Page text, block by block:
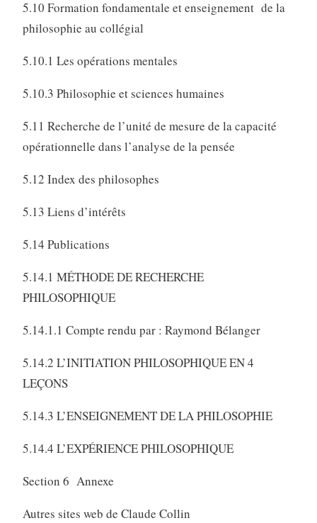
5.10 Formation fondamentale et enseignement de la
philosophie au collégial
5.10.1 Les opérations mentales
5.10.3 Philosophie et sciences humaines
5.11 Recherche de l’unité de mesure de la capacité
opérationnelle dans l’analyse de la pensée
5.12 Index des philosophes
5.13 Liens d’intérêts
5.14 Publications
5.14.1 MÉTHODE DE RECHERCHE
PHILOSOPHIQUE
5.14.1.1 Compte rendu par : Raymond Bélanger
5.14.2 L’INITIATION PHILOSOPHIQUE EN 4
LEÇONS
5.14.3 L’ENSEIGNEMENT DE LA PHILOSOPHIE
5.14.4 L’EXPÉRIENCE PHILOSOPHIQUE
Section 6 Annexe
Autres sites web de Claude Collin